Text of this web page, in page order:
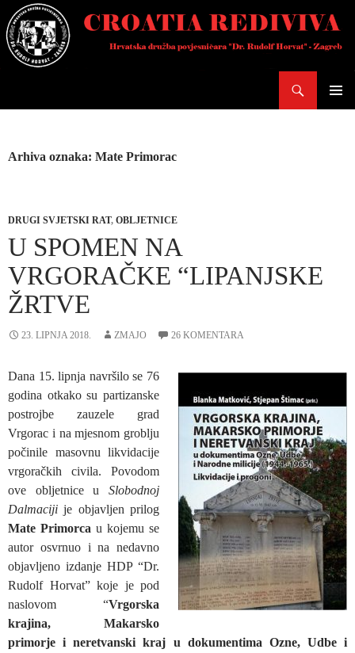
Skoči
do
sadržaja
Arhiva oznaka: Mate Primorac
DRUGI SVJETSKI RAT, OBLJETNICE
U SPOMEN NA
VRGORAČKE “LIPANJSKE
ŽRTVE
23. LIPNJA 2018. ZMAJO 26 KOMENTARA
Dana 15. lipnja navršilo se 76
godina otkako su partizanske
postrojbe zauzele grad
Vrgorac i na mjesnom groblju
počinile masovnu likvidacije
vrgoračkih civila. Povodom
ove obljetnice u Slobodnoj
Dalmaciji je objavljen prilog
Mate Primorca u kojemu se
autor osvrnuo i na nedavno
objavljeno izdanje HDP “Dr.
Rudolf Horvat” koje je pod
naslovom “Vrgorska
krajina, Makarsko
primorje i neretvanski kraj u dokumentima Ozne, Udbe i